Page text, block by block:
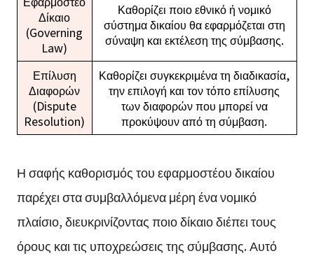
Δίκαιο
(Governing
Law)
Καθορίζει ποιο εθνικό ή νομικό
σύστημα δικαίου θα εφαρμόζεται στη
σύναψη και εκτέλεση της σύμβασης.
Επίλυση
Διαφορών
(Dispute
Resolution)
Καθορίζει συγκεκριμένα τη διαδικασία,
την επιλογή και τον τόπο επίλυσης
των διαφορών που μπορεί να
προκύψουν από τη σύμβαση.
Η σαφής καθορισμός του εφαρμοστέου δικαίου
παρέχει στα συμβαλλόμενα μέρη ένα νομικό
πλαίσιο, διευκρινίζοντας ποιο δίκαιο διέπει τους
όρους και τις υποχρεώσεις της σύμβασης. Αυτό